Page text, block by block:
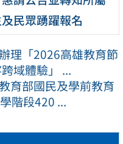
民眾踴躍報名
理「2026高雄教育節
域體驗」 ...
育部國民及學前教育
階段420 ...